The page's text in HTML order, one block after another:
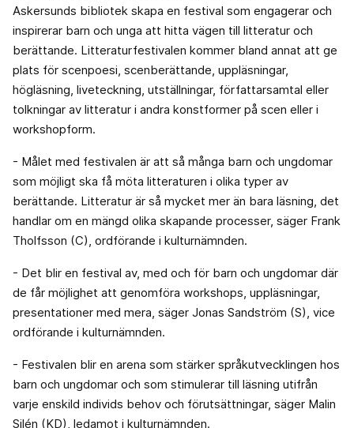
Askersunds bibliotek skapa en festival som engagerar och
inspirerar barn och unga att hitta vägen till litteratur och
berättande. Litteraturfestivalen kommer bland annat att ge
plats för scenpoesi, scenberättande, uppläsningar,
högläsning, liveteckning, utställningar, författarsamtal eller
tolkningar av litteratur i andra konstformer på scen eller i
workshopform.
- Målet med festivalen är att så många barn och ungdomar
som möjligt ska få möta litteraturen i olika typer av
berättande. Litteratur är så mycket mer än bara läsning, det
handlar om en mängd olika skapande processer, säger Frank
Tholfsson (C), ordförande i kulturnämnden.
- Det blir en festival av, med och för barn och ungdomar där
de får möjlighet att genomföra workshops, uppläsningar,
presentationer med mera, säger Jonas Sandström (S), vice
ordförande i kulturnämnden.
- Festivalen blir en arena som stärker språkutvecklingen hos
barn och ungdomar och som stimulerar till läsning utifrån
varje enskild individs behov och förutsättningar, säger Malin
Silén (KD), ledamot i kulturnämnden.